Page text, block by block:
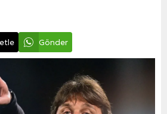
Gönder